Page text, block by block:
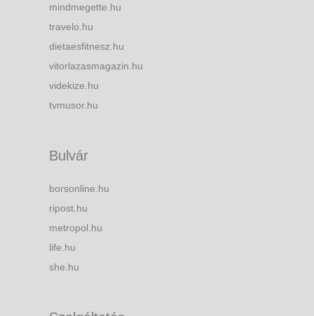
mindmegette.hu
travelo.hu
dietaesfitnesz.hu
vitorlazasmagazin.hu
videkize.hu
tvmusor.hu
Bulvár
borsonline.hu
ripost.hu
metropol.hu
life.hu
she.hu